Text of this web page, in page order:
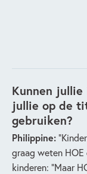
Kunnen
jullie op de
gebruiken?
Philippine:
graag weten
kinderen: “Maar